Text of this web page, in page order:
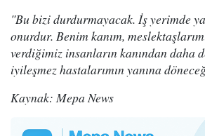
"Bu bizi durdurmayacak. İş yerimde
onurdur. Benim kanım,
verdiğimiz insanların kanından daha
iyileşmez hastalarımın yanına
Kaynak: Mepa News